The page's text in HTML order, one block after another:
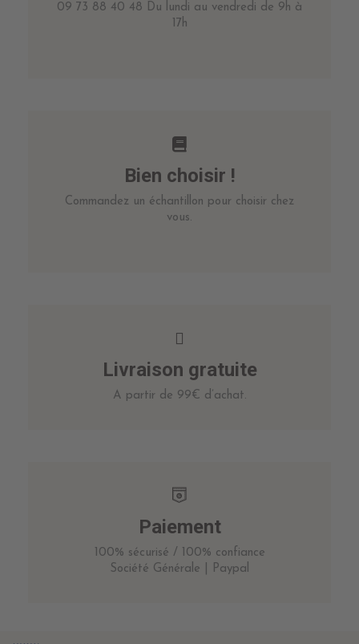
09 73 88 40 48 Du lundi au vendredi de 9h à
17h
Bien choisir !
Commandez un échantillon pour choisir chez
vous.
Livraison gratuite
A partir de 99€ d’achat.
Paiement
100% sécurisé / 100% confiance
Société Générale | Paypal